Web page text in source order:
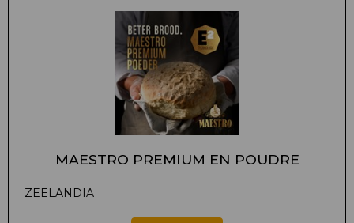
MAESTRO PREMIUM EN POUDRE
ZEELANDIA